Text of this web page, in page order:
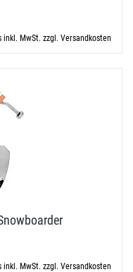
inkl. MwSt. zzgl. Versandkosten
inkl. MwSt. zzgl. Versandkosten